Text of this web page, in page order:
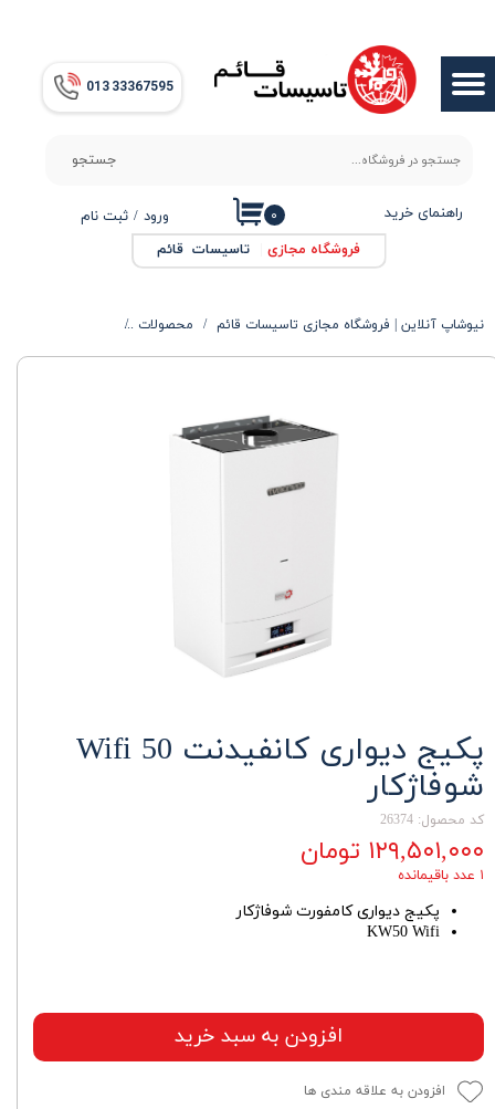
013​​​​​​​ 33367595
جستجو
ورود / ثبت نام
حساب کاربری من
تغییر گذر واژه
سفارشات
خروج از حساب کاربری
راهنمای خرید ۰
فروشگاه مجازی تاسیسات قائم
نیوشاپ آنلاین | فروشگاه مجازی تاسیسات قائم محصولات
پکیج دیواری کانفیدنت 50 Wifi
شوفاژکار
کد محصول: 26374
۱۲۹,۵۰۱,۰۰۰ تومان
۱ عدد باقیمانده
پکیج دیواری کامفورت شوفاژکار
KW50 Wifi
افزودن به سبد خرید
افزودن به علاقه مندی ها